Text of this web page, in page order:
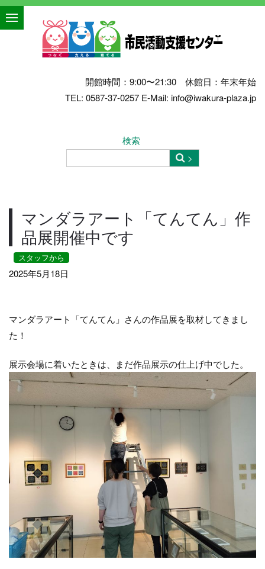
開館時間：9:00〜21:30 休館日：年末年始
TEL: 0587-37-0257 E-Mail: info@iwakura-plaza.jp
検索
マンダラアート「てんてん」作
品展開催中です
スタッフから
2025年5月18日
マンダラアート「てんてん」さんの作品展を取材してきまし
た！
展示会場に着いたときは、まだ作品展示の仕上げ中でした。